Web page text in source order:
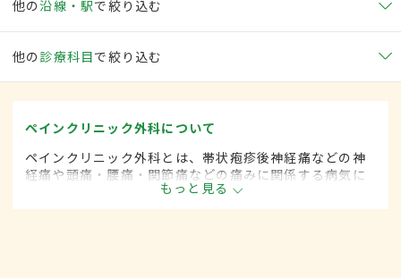
他の沿線・駅で絞り込む
他の 診療科目で絞り込む
ペインクリニック外科について
ペインクリニック外科とは、帯状疱疹後神経痛などの神
経痛や頭痛・腰痛・関節痛などの痛みに関係する病気に
対して、手術的な方法によって治療する外科の一領域で
す。平成20年4月の制度改正前は、ペインクリニック科
もっと見る